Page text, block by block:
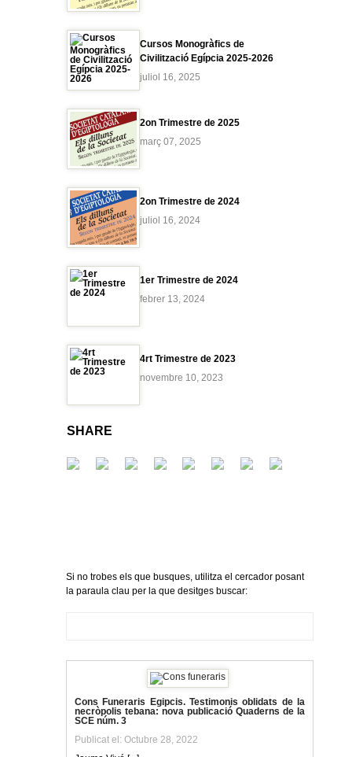
Cursos Monogràfics de
Civilització Egípcia 2025-2026
juliol 16, 2025
2on Trimestre de 2025
març 07, 2025
2on Trimestre de 2024
juliol 16, 2024
1er Trimestre de 2024
febrer 13, 2024
4rt Trimestre de 2023
novembre 10, 2023
SHARE
Si no trobes els que busques, utilitza el cercador posant
la paraula clau per la que desitges buscar:
Cons Funeraris Egipcis. Testimonis oblidats de la
necròpolis tebana: nova publicació Quaderns de la
SCE núm. 3
Publicat el: Octubre 28, 2022